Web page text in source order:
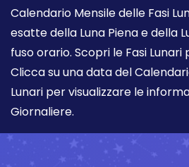
Calendario Mensile delle Fasi
esatte della Luna Piena e della
fuso orario. Scopri le Fasi Lunari
Clicca su una data del
Lunari per visualizzare le
Giornaliere.